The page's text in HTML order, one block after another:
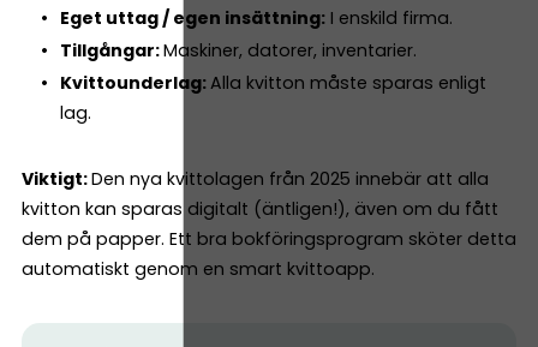
Eget uttag / egen insättning:I enskild firma.
Tillgångar:Maskiner, datorer, inventarier.
Kvittounderlag:Alla kvitton måste sparas enligt
lag.
Viktigt:Den nya kvittolagen från 2025 innebär att alla
kvitton kan sparas digitalt (äntligen!), även om du fått
dem på papper. Ett bra bokföringsprogram sköter detta
automatiskt genom en smart kvittoapp.